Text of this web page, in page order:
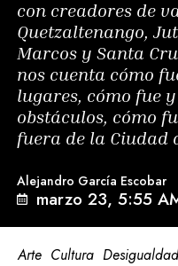
con creadores de
Quetzaltenango,
Marcos y Santa
nos cuenta cómo
lugares, cómo fue
obstáculos, cómo
fuera de la Ciudad
Alejandro García Escobar
marzo 23, 5:55
Arte Cultura Desigualdad